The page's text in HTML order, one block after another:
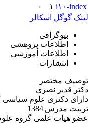
i۱۰-index ۱
۰
لینک گوگل اسکالر
بیوگرافی
اطلاعات پژوهشی
اطلاعات آموزشی
انتشارات
توصیف مختصر
دکتر قدیر نصری
دارای دکتری علوم سیاسی
تربیت مدرس 1384
عضو هیات علمی گروه